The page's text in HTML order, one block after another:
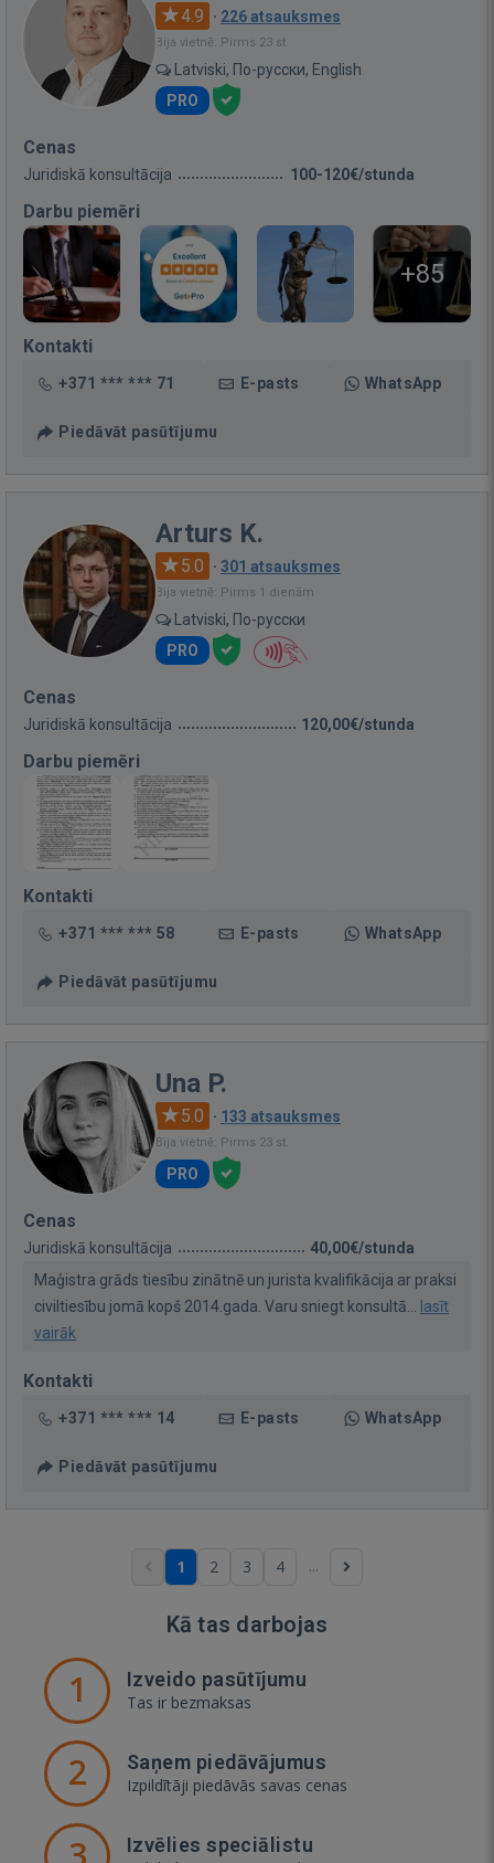
4.9 · 226 atsauksmes
Bija vietnē: Pirms 23 st.
Latviski, По-русски, English
PRO
Cenas
Juridiskā konsultācija 100-120€/stunda
Darbu piemēri
+85
Kontakti
+371 *** *** 71 E-pasts WhatsApp
Piedāvāt pasūtījumu
Arturs K.
5.0 · 301 atsauksmes
Bija vietnē: Pirms 1 dienām
Latviski, По-русски
PRO
Cenas
Juridiskā konsultācija 120,00€/stunda
Darbu piemēri
Kontakti
+371 *** *** 58 E-pasts WhatsApp
Piedāvāt pasūtījumu
Una P.
5.0 · 133 atsauksmes
Bija vietnē: Pirms 23 st.
PRO
Cenas
Juridiskā konsultācija
40,00€/stunda
Maģistra grāds tiesību zinātnē un jurista kvalifikācija ar praksi
civiltiesību jomā kopš 2014.gada. Varu sniegt konsultā... lasīt
vairāk
Kontakti
+371 *** *** 14 E-pasts WhatsApp
Piedāvāt pasūtījumu
1 2 3 4 ...
Kā tas darbojas
1 Izveido pasūtījumu
Tas ir bezmaksas
2 Saņem piedāvājumus
Izpildītāji piedāvās savas cenas
Izvēlies speciālistu